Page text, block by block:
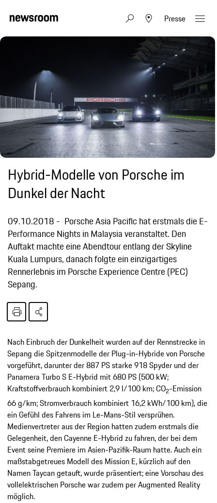
Presse
Hybrid-Modelle von Porsche im
Dunkel der Nacht
09.10.2018
Porsche Asia Pacific hat erstmals die E-
Performance Nights in Malaysia veranstaltet. Den
Auftakt machte eine Abendtour entlang der Skyline
Kuala Lumpurs, danach folgte ein einzigartiges
Rennerlebnis im Porsche Experience Centre (PEC)
Sepang.
Nach Einbruch der Dunkelheit wurden auf der Rennstrecke in
Sepang die Spitzenmodelle der Plug-in-Hybride von Porsche
vorgeführt, darunter der 887 PS starke 918 Spyder und der
Panamera Turbo S E-Hybrid mit 680 PS (500 kW;
Kraftstoffverbrauch kombiniert 2,9 l/100 km; CO2-Emission
66 g/km; Stromverbrauch kombiniert 16,2 kWh/100 km), die
ein Gefühl des Fahrens im Le-Mans-Stil versprühen.
Medienvertreter aus der Region hatten zudem erstmals die
Gelegenheit, den Cayenne E-Hybrid zu fahren, der bei dem
Event seine Premiere im Asien-Pazifik-Raum hatte. Auch ein
maßstabgetreues Modell des Mission E, kürzlich auf den
Namen Taycan getauft, wurde präsentiert; eine Vorschau des
vollelektrischen Porsche war zudem per Augmented Reality
möglich.